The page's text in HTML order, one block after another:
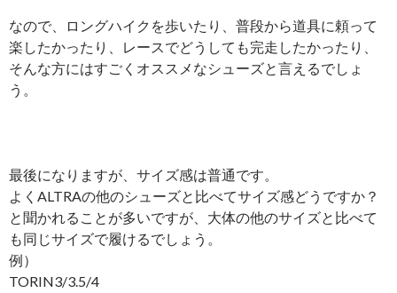
なので、ロングハイクを歩いたり、普段から道具に頼って
楽したかったり、レースでどうしても完走したかったり、
そんな方にはすごくオススメなシューズと言えるでしょ
う。
最後になりますが、サイズ感は普通です。
よくALTRAの他のシューズと比べてサイズ感どうですか？
と聞かれることが多いですが、大体の他のサイズと比べて
も同じサイズで履けるでしょう。
例）
TORIN3/3.5/4